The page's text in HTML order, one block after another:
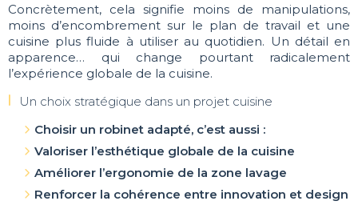
Concrètement, cela signifie moins de manipulations,
moins d’encombrement sur le plan de travail et une
cuisine plus fluide à utiliser au quotidien. Un détail en
apparence… qui change pourtant radicalement
l’expérience globale de la cuisine.
Un choix stratégique dans un projet cuisine
Choisir un robinet adapté, c’est aussi :
Valoriser l’esthétique globale de la cuisine
Améliorer l’ergonomie de la zone lavage
Renforcer la cohérence entre innovation et design